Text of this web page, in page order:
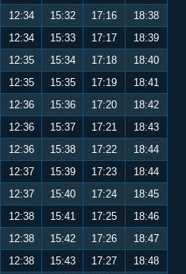
12:34 15:32 17:16
18:38
12:34 15:33 17:17
18:39
12:35 15:34 17:18
18:40
12:35 15:35 17:19
18:41
12:36 15:36 17:20
18:42
12:36 15:37 17:21
18:43
12:36 15:38 17:22
18:44
12:37 15:39 17:23
18:44
12:37 15:40 17:24
18:45
12:38 15:41 17:25
18:46
12:38 15:42 17:26
18:47
12:38 15:43 17:27
18:48